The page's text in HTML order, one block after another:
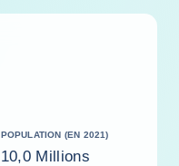
POPULATION (EN 2021)
10,0 Millions